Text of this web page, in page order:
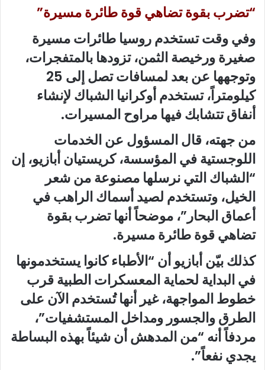
“تضرب بقوة تضاهي قوة طائرة مسيرة”
وفي وقت تستخدم روسيا طائرات مسيرة
صغيرة ورخيصة الثمن، تزودها بالمتفجرات،
وتوجهها عن بعد لمسافات تصل إلى 25
كيلومتراً، تستخدم أوكرانيا الشباك لإنشاء
أنفاق تتشابك فيها مراوح المسيرات.
من جهته، قال المسؤول عن الخدمات
اللوجستية في المؤسسة، كريستيان أبازيو، إن
“الشباك التي نرسلها مصنوعة من شعر
الخيل، وتستخدم لصيد أسماك الراهب في
أعماق البحار”، موضحاً أنها تضرب بقوة
تضاهي قوة طائرة مسيرة.
كذلك بيّن أبازيو أن “الأطباء كانوا يستخدمونها
في البداية لحماية المعسكرات الطبية قرب
خطوط المواجهة، غير أنها تُستخدم الآن على
الطرق والجسور ومداخل المستشفيات”،
مردفاً أنه “من المدهش أن شيئاً بهذه البساطة
يجدي نفعاً”.